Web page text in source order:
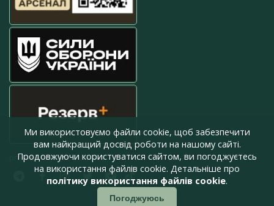
press@armyinform.com.ua
Ми використовуємо файли cookie, щоб забезпечити
вам найкращий досвід роботи на нашому сайті.
Продовжуючи користуватися сайтом, ви погоджуєтесь
на використання файлів cookie. Детальніше про
політику використання файлів cookie.
Погоджуюсь